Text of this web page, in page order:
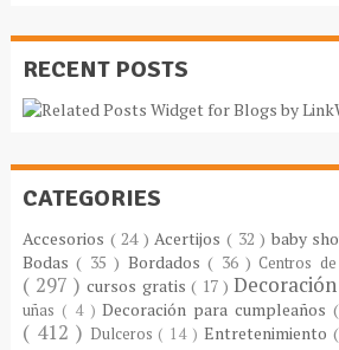
RECENT POSTS
CATEGORIES
Accesorios ( 24 )Acertijos ( 32 ) baby
Bodas( 35 ) Bordados( 36 ) Centros
( 297 )cursos gratis ( 17 )Decoración
uñas ( 4 )Decoración para cumpleaños
( 412 ) Dulceros ( 14 )Entretenimiento